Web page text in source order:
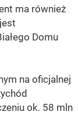
ma również
Domu
na oficjalnej
ok. 58 mln